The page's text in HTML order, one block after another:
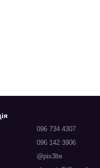
096 734 4307
096 142 3906
@pix3lte